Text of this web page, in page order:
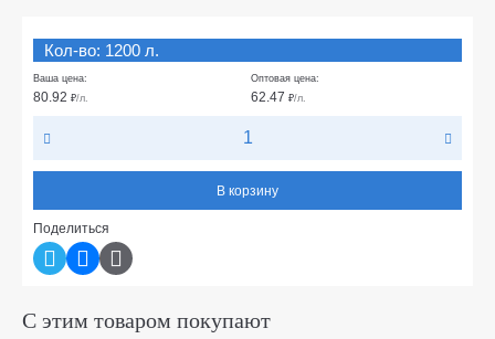
Кол-во: 1200 л.
Ваша цена:
80.92 ₽/л.
Оптовая цена:
62.47 ₽/л.
В корзину
Поделиться
С этим товаром покупают